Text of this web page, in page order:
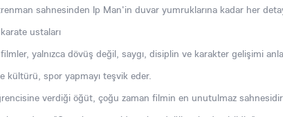
sahnesinden Ip Man'in duvar yumruklarına kadar her
ustaları
yalnızca dövüş değil, saygı, disiplin ve karakter gelişimi
kültürü, spor yapmayı teşvik eder.
verdiği öğüt, çoğu zaman filmin en unutulmaz